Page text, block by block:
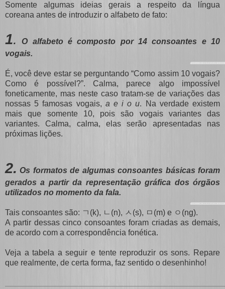
Somente algumas ideias gerais a respeito da língua
coreana antes de introduzir o alfabeto de fato:
1.
O alfabeto é composto por 14 consoantes e 10
vogais.
É, você deve estar se perguntando “Como assim 10 vogais?
Como é possível?”. Calma, parece algo impossível
foneticamente, mas neste caso tratam-se de variações das
nossas 5 famosas vogais, a e i o u. Na verdade existem
mais que somente 10, pois são vogais variantes das
variantes. Calma, calma, elas serão apresentadas nas
próximas lições.
2. Os formatos de algumas consoantes básicas foram
gerados a partir da representação gráfica dos órgãos
utilizados no momento da fala.
Tais consoantes são: ㄱ (k), ㄴ (n), ㅅ(s), ㅁ (m) e ㅇ (ng).
A partir dessas cinco consoantes foram criadas as demais,
de acordo com a correspondência fonética.
Veja a tabela a seguir e tente reproduzir os sons. Repare
que realmente, de certa forma, faz sentido o desenhinho!